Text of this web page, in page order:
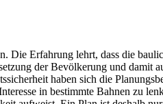
Die Erfahrung lehrt, dass die
der Bevölkerung und damit
haben sich die
in bestimmte Bahnen zu